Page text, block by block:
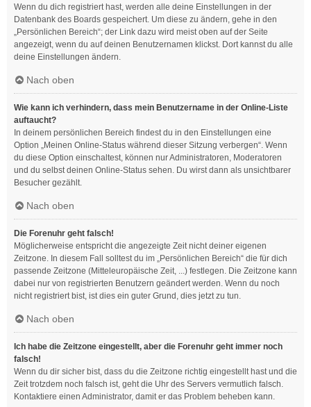
Wenn du dich registriert hast, werden alle deine Einstellungen in der
Datenbank des Boards gespeichert. Um diese zu ändern, gehe in den
„Persönlichen Bereich“; der Link dazu wird meist oben auf der Seite
angezeigt, wenn du auf deinen Benutzernamen klickst. Dort kannst du alle
deine Einstellungen ändern.
Nach oben
Wie kann ich verhindern, dass mein Benutzername in der Online-Liste
auftaucht?
In deinem persönlichen Bereich findest du in den Einstellungen eine
Option „Meinen Online-Status während dieser Sitzung verbergen“. Wenn
du diese Option einschaltest, können nur Administratoren, Moderatoren
und du selbst deinen Online-Status sehen. Du wirst dann als unsichtbarer
Besucher gezählt.
Nach oben
Die Forenuhr geht falsch!
Möglicherweise entspricht die angezeigte Zeit nicht deiner eigenen
Zeitzone. In diesem Fall solltest du im „Persönlichen Bereich“ die für dich
passende Zeitzone (Mitteleuropäische Zeit, ...) festlegen. Die Zeitzone kann
dabei nur von registrierten Benutzern geändert werden. Wenn du noch
nicht registriert bist, ist dies ein guter Grund, dies jetzt zu tun.
Nach oben
Ich habe die Zeitzone eingestellt, aber die Forenuhr geht immer noch
falsch!
Wenn du dir sicher bist, dass du die Zeitzone richtig eingestellt hast und die
Zeit trotzdem noch falsch ist, geht die Uhr des Servers vermutlich falsch.
Kontaktiere einen Administrator, damit er das Problem beheben kann.